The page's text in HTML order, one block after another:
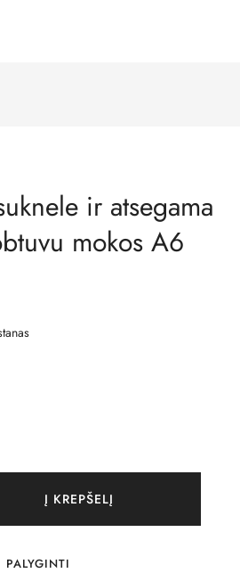
ir atsegama
mokos A6
Į KREPŠELĮ
PALYGINTI